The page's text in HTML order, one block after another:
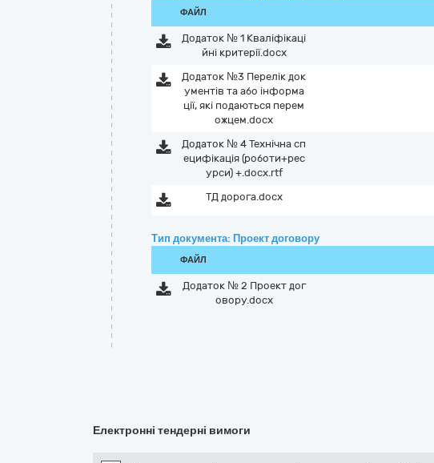
ФАЙЛ
Додаток № 1 Кваліфікаці
йні критерії.docx
Додаток №3 Перелік док
ументів та або інформа
ції, які подаються перем
ожцем.docx
Додаток № 4 Технічна сп
ецифікація (роботи+рес
урси) +.docx.rtf
ТД дорога.docx
Тип документа: Проект договору
ФАЙЛ
Додаток № 2 Проект дог
овору.docx
Електронні тендерні вимоги